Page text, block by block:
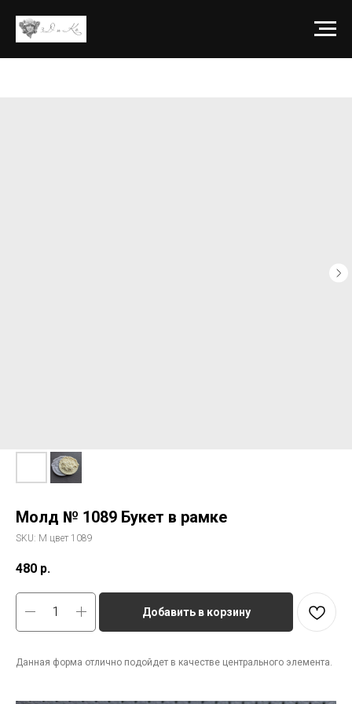
Молд № 1089 Букет в рамке
SKU: М цвет 1089
480 р.
Добавить в корзину
Данная форма отлично подойдет в качестве центрального элемента.